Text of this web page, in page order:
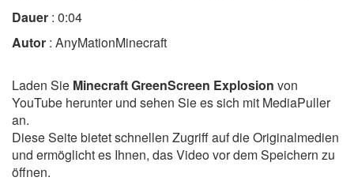
Dauer : 0:04
Autor : AnyMationMinecraft
Laden Sie Minecraft GreenScreen Explosion von
YouTube herunter und sehen Sie es sich mit MediaPuller
an.
Diese Seite bietet schnellen Zugriff auf die Originalmedien
und ermöglicht es Ihnen, das Video vor dem Speichern zu
öffnen.